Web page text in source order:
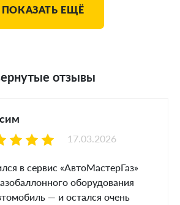
ПОКАЗАТЬ ЕЩЁ
отзывы
в сервис «АвтоМастерГаз»
оборудования
— и остался очень
17.03.2026